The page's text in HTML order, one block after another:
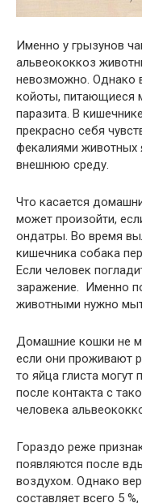
Именно у грызунов
альвеококкоз
невозможно. Однако
койоты, питающиеся
паразита. В
прекрасно себя
фекалиями животных
внешнюю среду.
Что касается
может произойти,
ондатры. Во время
кишечника собака
Если человек
заражение. Именно
животными нужно
Домашние кошки не
если они проживают
то яйца глиста
после контакта с
человека
Гораздо реже
появляются после
воздухом. Однако
составляет всего 5